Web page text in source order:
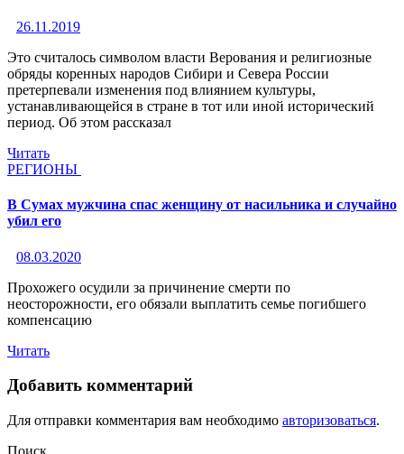
26.11.2019
Это считалось символом власти Верования и религиозные
обряды коренных народов Сибири и Севера России
претерпевали изменения под влиянием культуры,
устанавливающейся в стране в тот или иной исторический
период. Об этом рассказал
Читать
РЕГИОНЫ
В Сумах мужчина спас женщину от насильника и случайно
убил его
08.03.2020
Прохожего осудили за причинение смерти по
неосторожности, его обязали выплатить семье погибшего
компенсацию
Читать
Добавить комментарий
Для отправки комментария вам необходимо авторизоваться.
Поиск